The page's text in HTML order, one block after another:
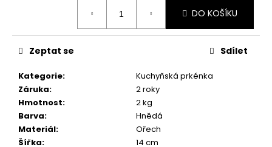
DO KOŠÍKU
Kategorie:
Kuchyňská prkénka
Záruka:
2 roky
Hmotnost:
2 kg
Barva:
Hnědá
Materiál:
Ořech
Šířka:
14 cm
Zeptat se Sdílet
u
e
m
e
PRACOVNÍ
STŮL